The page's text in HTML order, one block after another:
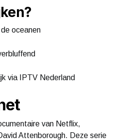
oceanen
via IPTV Nederland
van Netflix,
Attenborough. Deze serie